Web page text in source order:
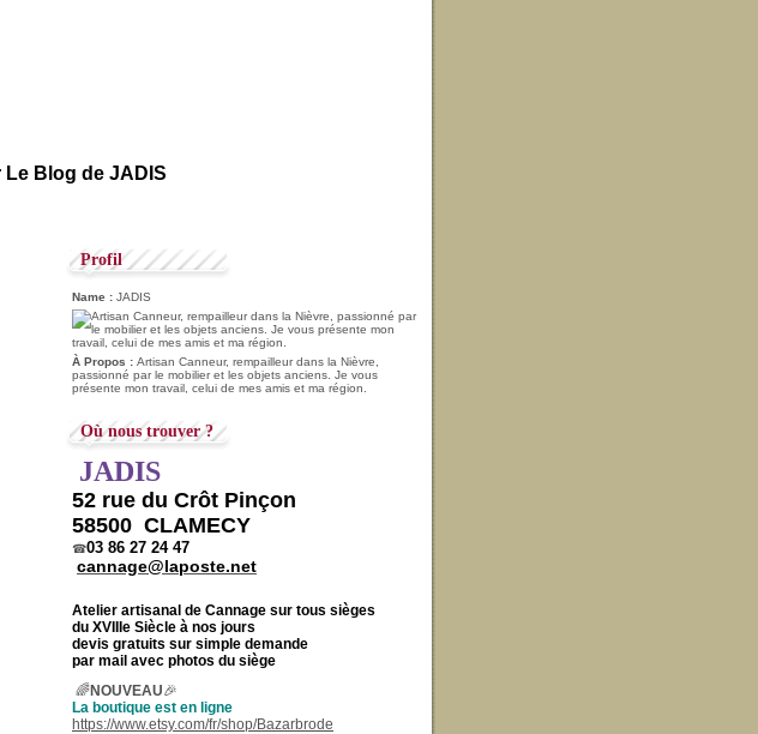
Blog de JADIS
Profil
Name : JADIS
À Propos : Artisan Canneur, rempailleur dans la Nièvre,
passionné par le mobilier et les objets anciens. Je vous
présente mon travail, celui de mes amis et ma région.
Où nous trouver ?
JADIS
52 rue du Crôt Pinçon
58500 CLAMECY
☎03 86 27 24 47
cannage@laposte.net
Atelier artisanal de Cannage sur tous sièges
du XVIIIe Siècle à nos jours
devis gratuits sur simple demande
par mail avec photos du siège
🌈NOUVEAU🎉
La boutique est en ligne
https://www.etsy.com/fr/shop/Bazarbrode